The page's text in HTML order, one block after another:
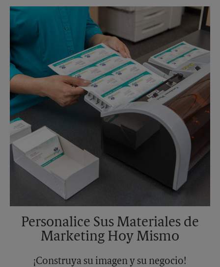
Lunes
5:45 PM
5:45 PM
5:45 PM
Sábado
Sin Recolección
Sin Recolección
5:45 PM
5:45 PM
Personalice Sus Materiales de
Marketing Hoy Mismo
¡Construya su imagen y su negocio!